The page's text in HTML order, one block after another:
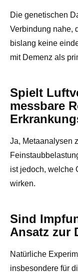
Die genetischen
Verbindung nahe,
bislang keine
mit Demenz als
Spielt
messbare
Ja, Metaanalysen
ist jedoch, welche
wirken.
Sind
Ansatz zur
Natürliche
insbesondere für